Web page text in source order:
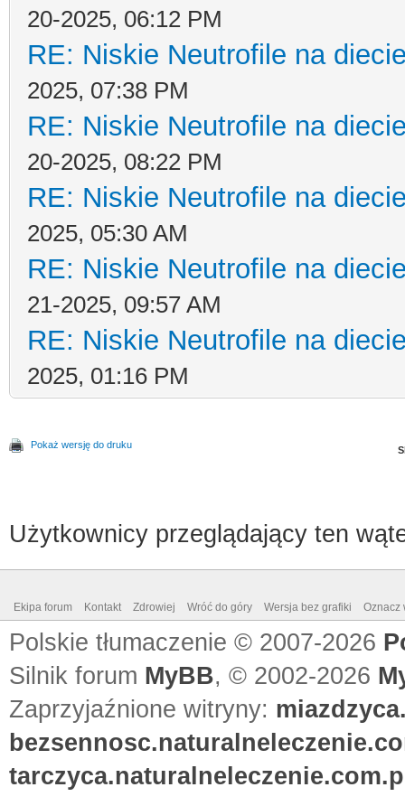
20-2025, 06:12 PM
RE: Niskie Neutrofile na
2025, 07:38 PM
RE: Niskie Neutrofile na
20-2025, 08:22 PM
RE: Niskie Neutrofile na
2025, 05:30 AM
RE: Niskie Neutrofile na
21-2025, 09:57 AM
RE: Niskie Neutrofile na
2025, 01:16 PM
Pokaż wersję do druku
Użytkownicy przeglądający ten
Ekipa forum Kontakt Zdrowiej Wróć do góry Wersja bez grafiki Oznacz
Polskie tłumaczenie © 2007-2026
Silnik forum MyBB, © 2002-2026
Zaprzyjaźnione witryny: